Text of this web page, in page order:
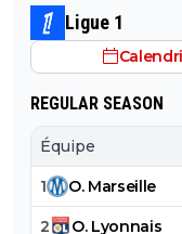
mec pareil me
pourrir le vestiaire
Ligue 1
REGULAR SEASON
Équipe
1 O. Marseille
2 O. Lyonnais